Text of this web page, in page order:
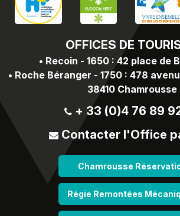
OFFICES DE
• Recoin - 1650 : 42 place de
• Roche Béranger - 1750 : 478
38410 Chamrousse
+ 33 (0)4 76 89
Contacter l'Office
Chamrousse
Régie Remontées